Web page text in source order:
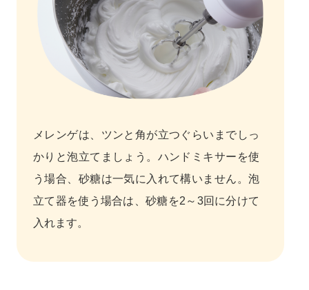
メレンゲは、ツンと角が立つぐらいまでしっ
かりと泡立てましょう。ハンドミキサーを使
う場合、砂糖は一気に入れて構いません。泡
立て器を使う場合は、砂糖を2～3回に分けて
入れます。